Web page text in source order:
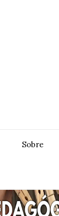
Sobre